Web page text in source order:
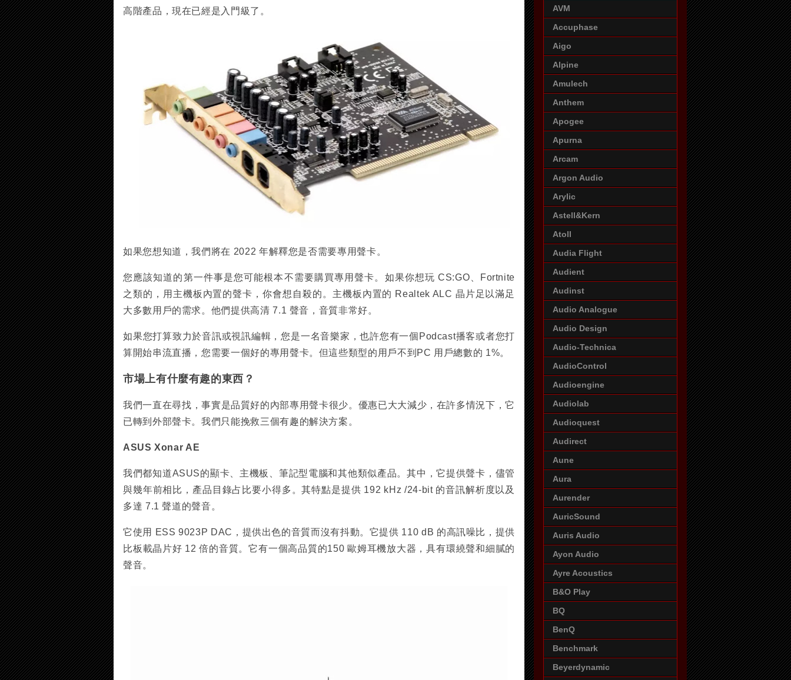
高階產品，現在已經是入門級了。
如果您想知道，我們將在 2022 年解釋您是否需要專用聲卡。
您應該知道的第一件事是您可能根本不需要購買專用聲卡。如果你想玩 CS:GO、Fortnite
之類的，用主機板內置的聲卡，你會想自殺的。主機板內置的 Realtek ALC 晶片足以滿足
大多數用戶的需求。他們提供高清 7.1 聲音，音質非常好。
如果您打算致力於音訊或視訊編輯，您是一名音樂家，也許您有一個Podcast播客或者您打
算開始串流直播，您需要一個好的專用聲卡。但這些類型的用戶不到PC 用戶總數的 1%。
市場上有什麼有趣的東西？
我們一直在尋找，事實是品質好的內部專用聲卡很少。優惠已大大減少，在許多情況下，它
已轉到外部聲卡。我們只能挽救三個有趣的解決方案。
ASUS Xonar AE
我們都知道ASUS的顯卡、主機板、筆記型電腦和其他類似產品。其中，它提供聲卡，儘管
與幾年前相比，產品目錄占比要小得多。其特點是提供 192 kHz /24-bit 的音訊解析度以及
多達 7.1 聲道的聲音。
它使用 ESS 9023P DAC，提供出色的音質而沒有抖動。它提供 110 dB 的高訊噪比，提供
比板載晶片好 12 倍的音質。它有一個高品質的150 歐姆耳機放大器，具有環繞聲和細膩的
聲音。
AVM
Accuphase
Aigo
Alpine
Amulech
Anthem
Apogee
Apurna
Arcam
Argon Audio
Arylic
Astell&Kern
Atoll
Audia Flight
Audient
Audinst
Audio Analogue
Audio Design
Audio-Technica
AudioControl
Audioengine
Audiolab
Audioquest
Audirect
Aune
Aura
Aurender
AuricSound
Auris Audio
Ayon Audio
Ayre Acoustics
B&O Play
BQ
BenQ
Benchmark
Beyerdynamic